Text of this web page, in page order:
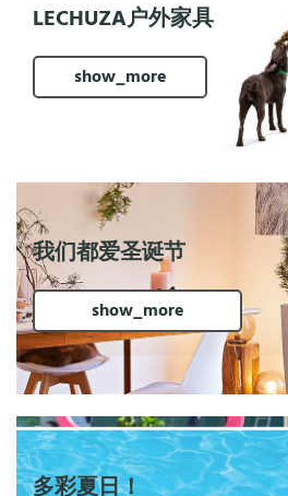
LECHUZA户外家具
show_more
我们都爱圣诞节
show_more
多彩夏日！